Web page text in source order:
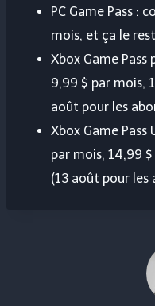
PC Game Pass :
mois, et ça le
Xbox Game
9,99 $ par mois,
août pour les
Xbox Game
par mois, 14,99
(13 août pour les